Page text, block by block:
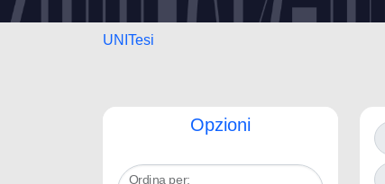
UNITesi
Opzioni
Ordina per: